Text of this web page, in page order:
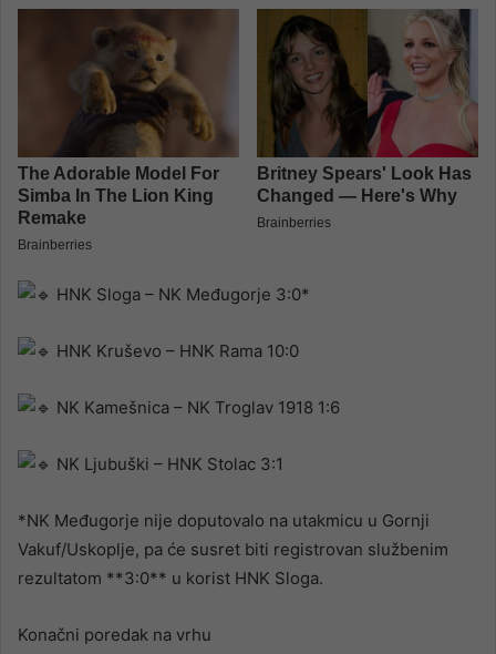
HNK Sloga – NK Međugorje 3:0*
HNK Kruševo – HNK Rama 10:0
NK Kamešnica – NK Troglav 1918 1:6
NK Ljubuški – HNK Stolac 3:1
*NK Međugorje nije doputovalo na utakmicu u Gornji
Vakuf/Uskoplje, pa će susret biti registrovan službenim
rezultatom **3:0** u korist HNK Sloga.
Konačni poredak na vrhu